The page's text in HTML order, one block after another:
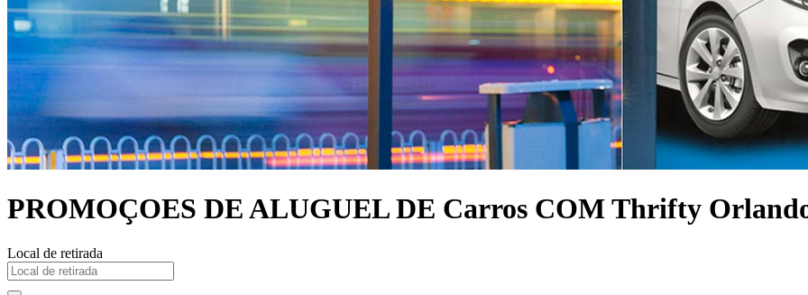
PROMOÇOES DE ALUGUEL DE Carros COM Thrifty
Local de retirada